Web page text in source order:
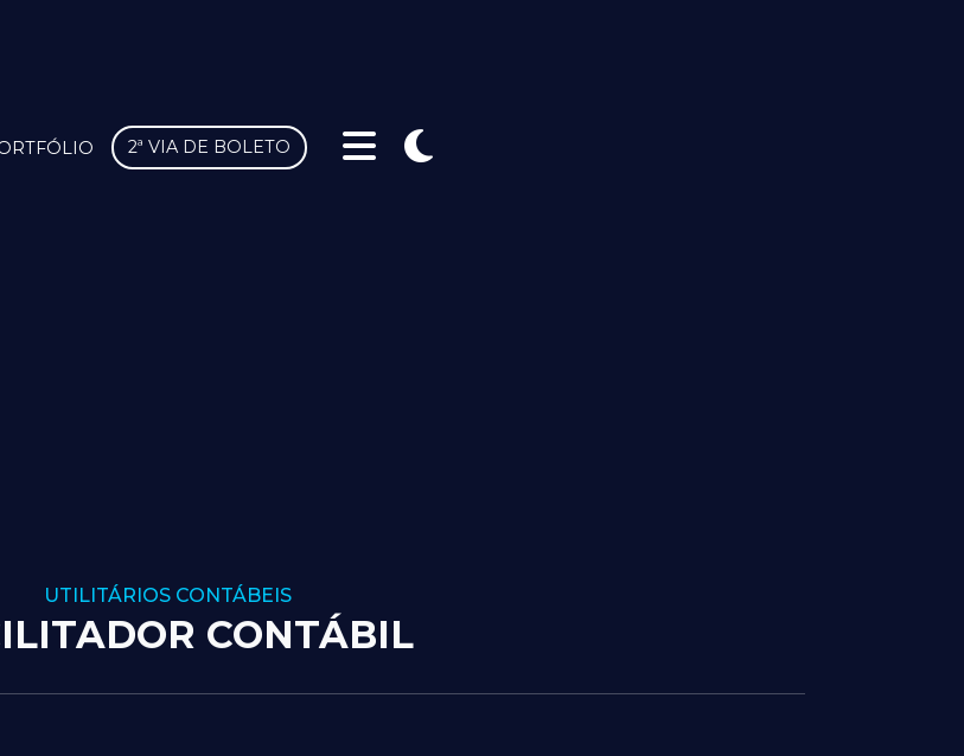
2ª VIA DE BOLETO
UTILITÁRIOS CONTÁBEIS
CONTÁBIL